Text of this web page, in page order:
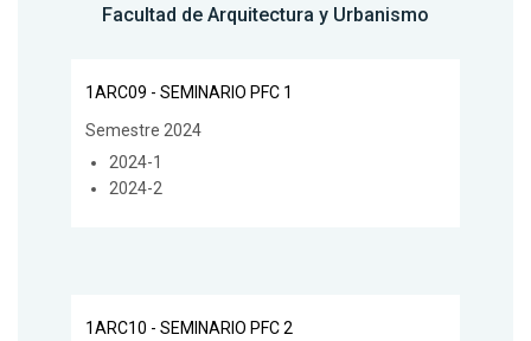
Facultad de Arquitectura y Urbanismo
1ARC09 - SEMINARIO PFC 1
Semestre 2024
2024-1
2024-2
1ARC10 - SEMINARIO PFC 2